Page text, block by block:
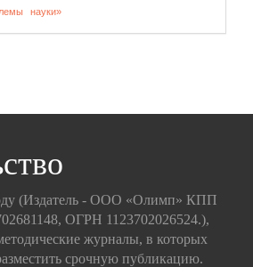
науки»
(Издатель - ООО «Олимп» КПП
ОГРН 1123702026524.),
журналы, в которых
срочную публикацию.